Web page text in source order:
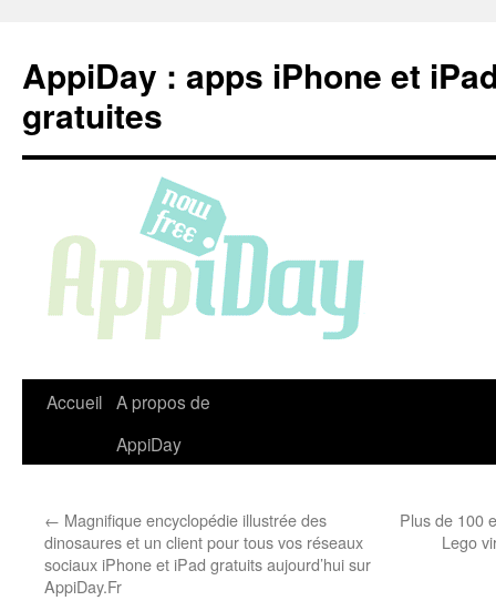
contenu
AppiDay : apps iPhone et
gratuites
Accueil A propos de
AppiDay
← Magnifique encyclopédie illustrée des
dinosaures et un client pour tous vos réseaux
sociaux iPhone et iPad gratuits aujourd’hui sur
AppiDay.Fr
Plus de 100
Lego